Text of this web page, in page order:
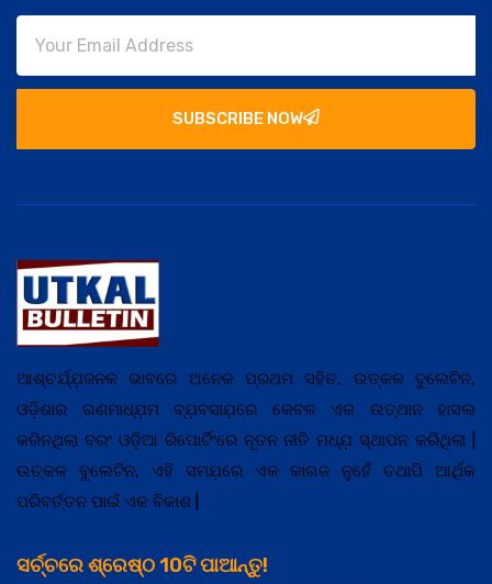
SUBSCRIBE NOW
ଆଶ୍ଚର୍ଯ୍ଯ଼ଜନକ ଭାବରେ ଅନେକ ପ୍ରଥମ ସହିତ, ଉତ୍କଳ ବୁଲେଟିନ,
ଓଡ଼ିଶାର ଗଣମାଧ୍ଯ଼ମ ବ୍ଯ଼ବସାଯ଼ରେ କେବଳ ଏକ ଉତ୍ଥାନ ହାସଲ
କରିନଥିଲା ବରଂ ଓଡ଼ିଆ ରିପୋର୍ଟିଂରେ ନୂତନ ନୀତି ମଧ୍ଯ଼ ସ୍ଥାପନ କରିଥିଲା |
ଉତ୍କଳ ବୁଲେଟିନ, ଏହି ସମଯ଼ରେ ଏକ କାଗଜ ନୁହେଁ ତଥାପି ଆର୍ଥିକ
ପରିବର୍ତ୍ତନ ପାଇଁ ଏକ ବିକାଶ |
ସର୍ଚ୍ଚରେ ଶ୍ରେଷ୍ଠ 10ଟି ପାଆନ୍ତୁ!